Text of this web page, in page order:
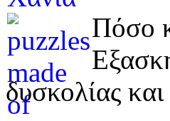
Πόσο
δυσκολίας